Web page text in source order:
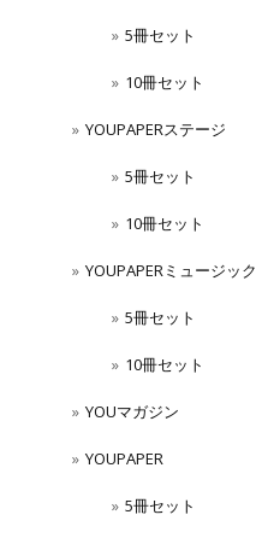
5冊セット
10冊セット
YOUPAPERステージ
5冊セット
10冊セット
YOUPAPERミュージック
5冊セット
10冊セット
YOUマガジン
YOUPAPER
5冊セット